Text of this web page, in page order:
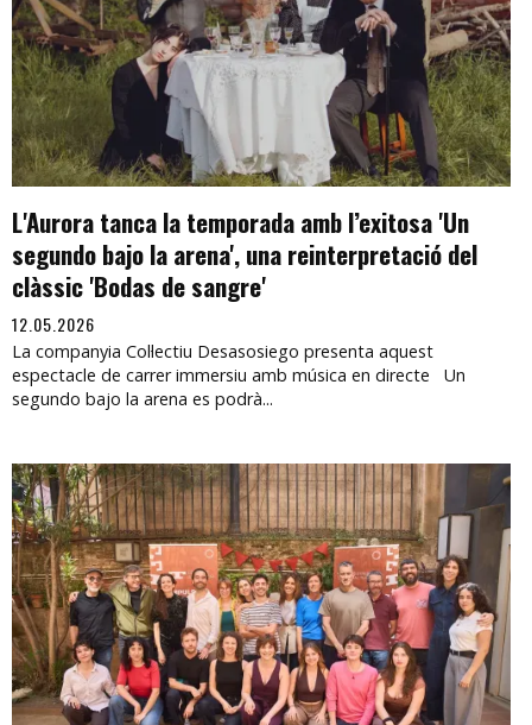
L'Aurora tanca la temporada amb l’exitosa 'Un
segundo bajo la arena', una reinterpretació del
clàssic 'Bodas de sangre'
12.05.2026
La companyia Col·lectiu Desasosiego presenta aquest
espectacle de carrer immersiu amb música en directe Un
segundo bajo la arena es podrà...